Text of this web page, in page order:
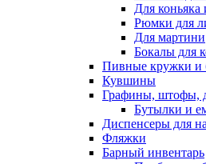
Для коньяка
Рюмки для
Для мартини
Бокалы для
Пивные кружки и
Кувшины
Графины, штофы,
Бутылки и
Диспенсеры для
Фляжки
Барный инвентарь